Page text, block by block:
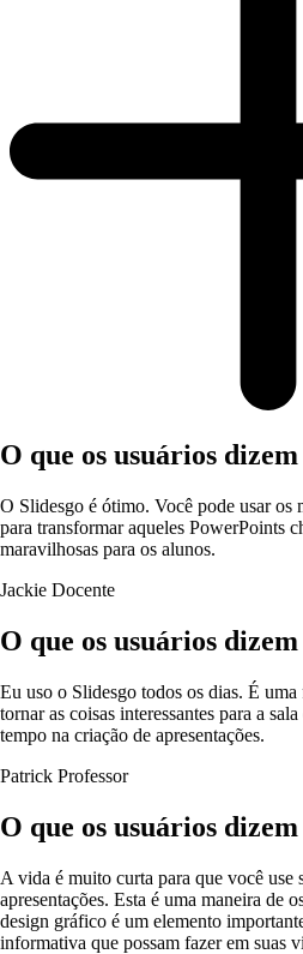
O que os usuários
O Slidesgo é ótimo. Você pode usar os
para transformar aqueles PowerPoints
maravilhosas para os alunos.
Jackie Docente
O que os usuários
Eu uso o Slidesgo todos os dias. É
tornar as coisas interessantes para a
tempo na criação de apresentações.
Patrick Professor
O que os usuários
A vida é muito curta para que você use
apresentações. Esta é uma maneira de
design gráfico é um elemento
informativa que possam fazer em suas